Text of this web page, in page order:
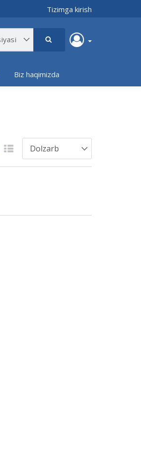
Tizimga kirish
Biz haqimizda